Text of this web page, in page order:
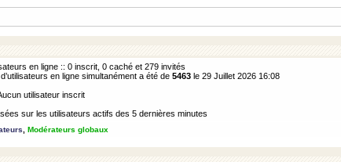
en ligne :: 0 inscrit, 0 caché et 279 invités
en ligne simultanément a été de 5463 le 29 Juillet 2026 16:08
utilisateur inscrit
sur les utilisateurs actifs des 5 dernières minutes
Modérateurs globaux